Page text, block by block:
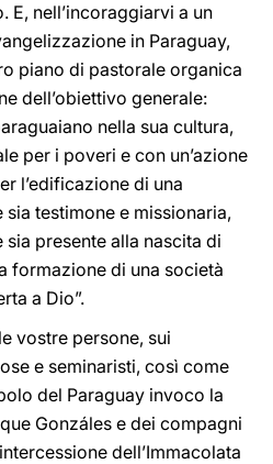
E, nell’incoraggiarvi a un
in Paraguay,
piano di pastorale organica
dell’obiettivo generale:
nella sua cultura,
per i poveri e con un’azione
l’edificazione di una
testimone e missionaria,
presente alla nascita di
formazione di una società
a Dio”.
vostre persone, sui
e seminaristi, così come
del Paraguay invoco la
Gonzáles e dei compagni
dell’Immacolata